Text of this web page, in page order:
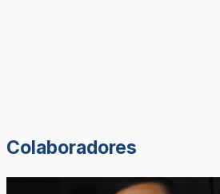
Colaboradores